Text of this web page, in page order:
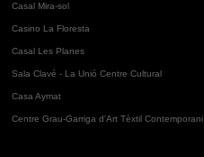
Casal Mira-sol
Casino La Floresta
Casal Les Planes
Sala Clavé - La Unió Centre Cultural
Casa Aymat
Centre Grau-Garriga d'Art Tèxtil Contemporani